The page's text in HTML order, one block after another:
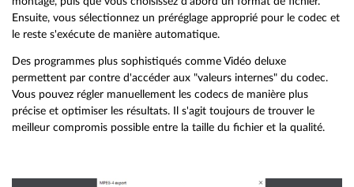
Ensuite, vous sélectionnez un préréglage approprié pour le codec et
le reste s'exécute de manière automatique.
Des programmes plus sophistiqués comme Vidéo deluxe
permettent par contre d'accéder aux "valeurs internes" du codec.
Vous pouvez régler manuellement les codecs de manière plus
précise et optimiser les résultats. Il s'agit toujours de trouver le
meilleur compromis possible entre la taille du fichier et la qualité.